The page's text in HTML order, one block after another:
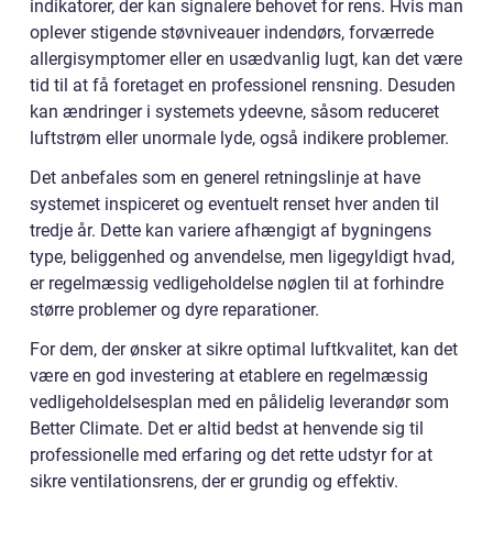
indikatorer, der kan signalere behovet for rens. Hvis man
oplever stigende støvniveauer indendørs, forværrede
allergisymptomer eller en usædvanlig lugt, kan det være
tid til at få foretaget en professionel rensning. Desuden
kan ændringer i systemets ydeevne, såsom reduceret
luftstrøm eller unormale lyde, også indikere problemer.
Det anbefales som en generel retningslinje at have
systemet inspiceret og eventuelt renset hver anden til
tredje år. Dette kan variere afhængigt af bygningens
type, beliggenhed og anvendelse, men ligegyldigt hvad,
er regelmæssig vedligeholdelse nøglen til at forhindre
større problemer og dyre reparationer.
For dem, der ønsker at sikre optimal luftkvalitet, kan det
være en god investering at etablere en regelmæssig
vedligeholdelsesplan med en pålidelig leverandør som
Better Climate. Det er altid bedst at henvende sig til
professionelle med erfaring og det rette udstyr for at
sikre ventilationsrens, der er grundig og effektiv.